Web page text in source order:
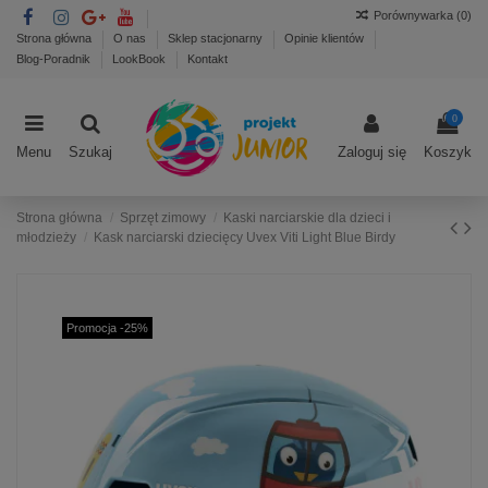
Strona główna O nas Sklep stacjonarny
Opinie klientów
Blog-Poradnik
LookBook Kontakt
Porównywarka (0)
Menu Szukaj Zaloguj się
0
Koszyk
Strona główna Sprzęt zimowy
Kaski narciarskie dla dzieci i
młodzieży
Kask narciarski dziecięcy Uvex Viti Light Blue Birdy
Promocja -25%